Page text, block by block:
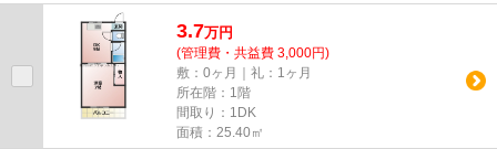
ンションなので行動範囲も広が...
3.7万円
(管理費・共益費 3,000円)
敷：0ヶ月｜礼：1ヶ月
所在階：1階
間取り：1DK
面積：25.40㎡